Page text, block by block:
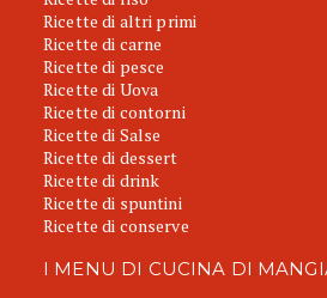
Ricette di altri primi
Ricette di carne
Ricette di pesce
Ricette di Uova
Ricette di contorni
Ricette di Salse
Ricette di dessert
Ricette di drink
Ricette di spuntini
Ricette di conserve
I MENU DI CUCINA DI